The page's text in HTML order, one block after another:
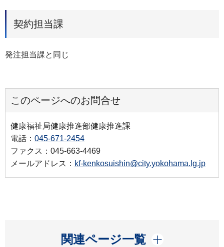
契約担当課
発注担当課と同じ
このページへのお問合せ
健康福祉局健康推進部健康推進課
電話： 045-671-2454
ファクス：045-663-4469
メールアドレス： kf-kenkosuishin@city.yokohama.lg.jp
関連ページ一覧
開く